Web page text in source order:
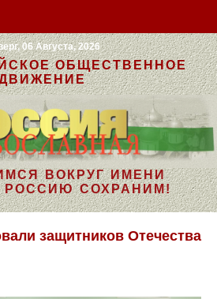
06 Августа, 2026
ОБЩЕСТВЕННОЕ
ВОКРУГ ИМЕНИ
РОССИЮ СОХРАНИМ!
защитников Отечества